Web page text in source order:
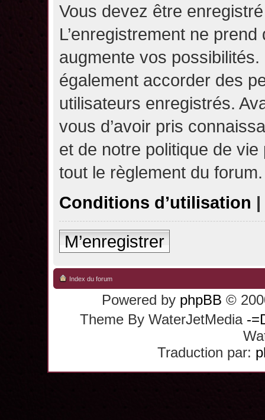
Vous devez être
L’enregistrement ne
augmente vos possibilités.
également accorder des
utilisateurs enregistrés.
vous d’avoir pris
et de notre politique de
tout le règlement du forum.
Conditions d’utilisation |
M’enregistrer
Index du forum
Powered by phpBB ©
Theme By WaterJetMedia -
Traduction par: